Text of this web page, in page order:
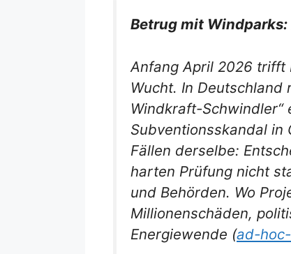
Betrug mit
Anfang April 2026 trifft
Wucht. In Deutschland
Windkraft-
Subventionsskandal in
Fällen derselbe:
harten Prüfung nicht
und Behörden. Wo
Millionenschäden,
Energiewende (ad-